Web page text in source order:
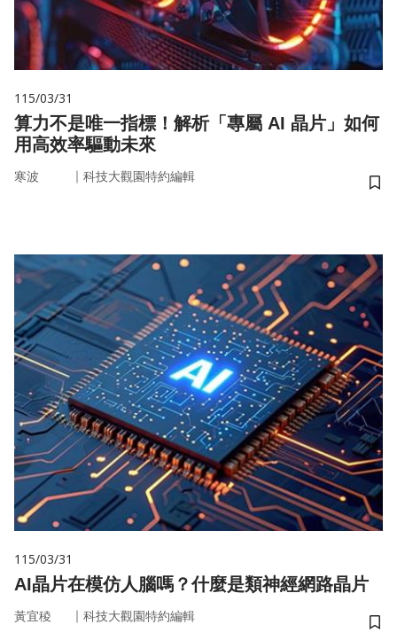
115/03/31
算力不是唯一指標！解析「專屬 AI 晶片」如何
用高效率驅動未來
寒波 ｜ 科技大觀園特約編輯
儲
115/03/31
AI晶片在模仿人腦嗎？什麼是類神經網路晶片
黃宜稜 ｜ 科技大觀園特約編輯
儲